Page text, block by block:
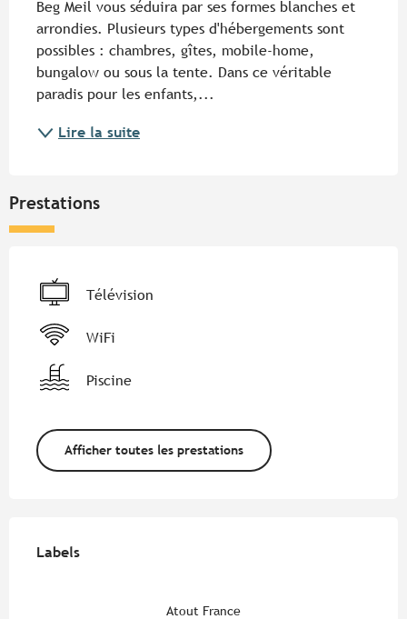
Beg Meil vous séduira par ses formes blanches et
arrondies. Plusieurs types d'hébergements sont
possibles : chambres, gîtes, mobile-home,
bungalow ou sous la tente. Dans ce véritable
paradis pour les enfants,...
Lire la suite
Prestations
Télévision
WiFi
Piscine
Afficher toutes les prestations
Labels
Labels
Atout France